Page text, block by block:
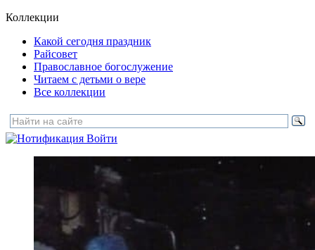
Коллекции
Какой сегодня праздник
Райсовет
Православное богослужение
Читаем с детьми о вере
Все коллекции
Войти